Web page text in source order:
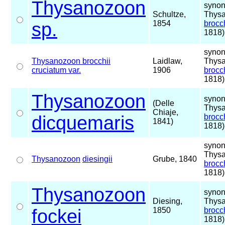
Thysanozoon
sp.
Schultze,
1854
1818)
Thysanozoon brocchii
cruciatum var.
Laidlaw,
1906
1818)
Thysanozoon
dicquemaris
(Delle
Chiaje,
1841)
1818)
Thysanozoon diesingii Grube, 1840
1818)
Thysanozoon
fockei
Diesing,
1850
1818)